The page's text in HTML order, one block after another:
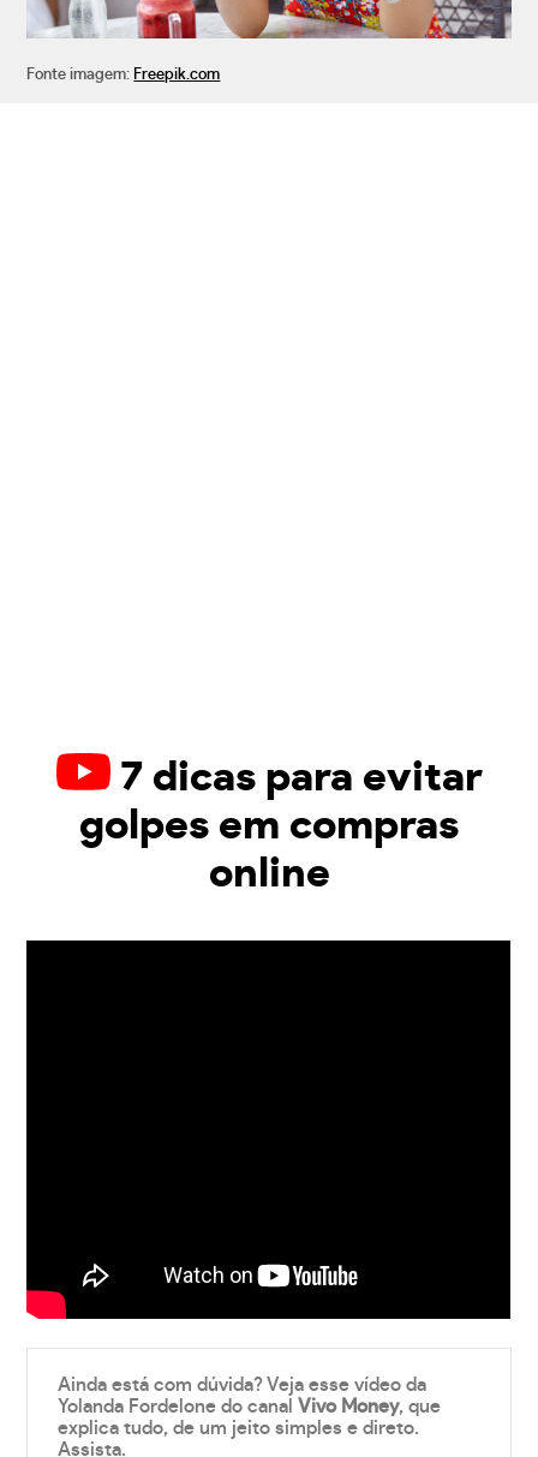
Fonte imagem: Freepik.com
7 dicas para evitar
golpes em compras
online
Ainda está com dúvida? Veja esse vídeo da
Yolanda Fordelone do canalVivo Money, que
explica tudo, de um jeito simples e direto.
Assista.